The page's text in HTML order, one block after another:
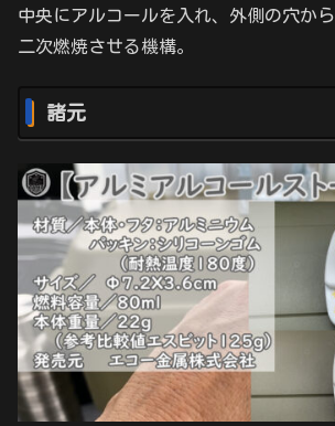
中央にアルコールを入れ、外側の穴から
二次燃焼させる機構。
諸元